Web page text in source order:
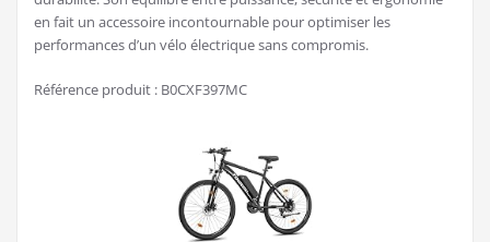
en fait un accessoire incontournable pour optimiser les
performances d’un vélo électrique sans compromis.
Référence produit : B0CXF397MC